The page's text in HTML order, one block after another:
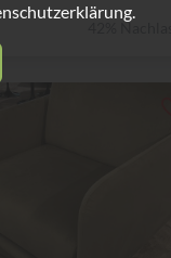
42% Nachlass